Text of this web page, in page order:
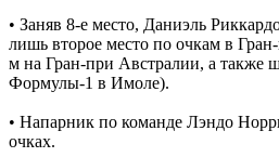
• Заняв 8-е место, Даниэль
лишь второе место по очкам в
м на Гран-при Австралии, а также
Формулы-1 в Имоле).
• Напарник по команде Лэндо
очках.